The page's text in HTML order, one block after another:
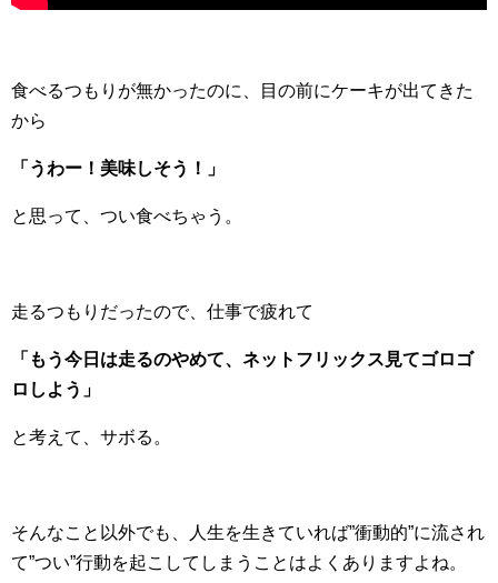
食べるつもりが無かったのに、目の前にケーキが出てきた
から
「うわー！美味しそう！」
と思って、つい食べちゃう。
走るつもりだったので、仕事で疲れて
「もう今日は走るのやめて、ネットフリックス見てゴロゴ
ロしよう」
と考えて、サボる。
そんなこと以外でも、人生を生きていれば”衝動的”に流され
て”つい”行動を起こしてしまうことはよくありますよね。